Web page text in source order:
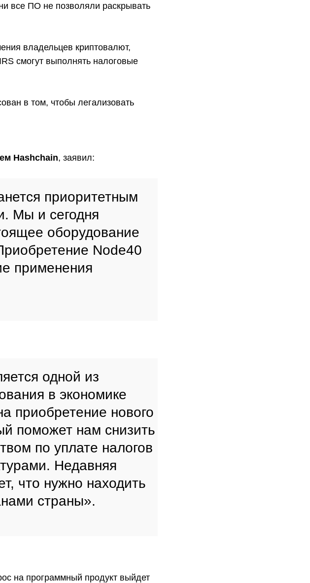
все ПО не позволяли раскрывать
владельцев криптовалют,
смогут выполнять налоговые
в том, чтобы легализовать
Hashchain, заявил:
приоритетным
Мы и сегодня
оборудование
Node40
применения
одной из
в экономике
приобретение нового
поможет нам снизить
по уплате налогов
Недавняя
что нужно находить
страны».
на программный продукт выйдет